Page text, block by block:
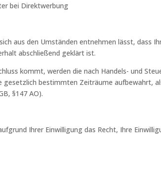
bei Direktwerbung
aus den Umständen entnehmen lässt, dass
abschließend geklärt ist.
kommt, werden die nach Handels- und
gesetzlich bestimmten Zeiträume aufbewahrt,
§147 AO).
Ihrer Einwilligung das Recht, Ihre